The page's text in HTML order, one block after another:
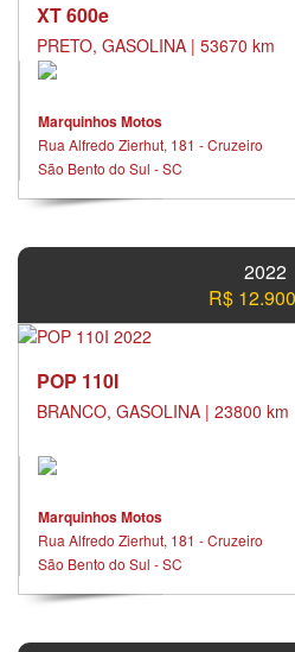
XT 600e
PRETO, GASOLINA | 53670 km
Marquinhos Motos
Rua Alfredo Zierhut, 181 - Cruzeiro
São Bento do Sul - SC
2022
R$
POP 110I
BRANCO, GASOLINA | 23800 km
Marquinhos Motos
Rua Alfredo Zierhut, 181 - Cruzeiro
São Bento do Sul - SC